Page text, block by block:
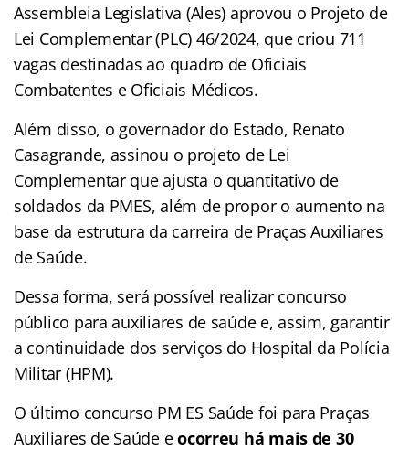
Assembleia Legislativa (Ales) aprovou o Projeto de
Lei Complementar (PLC) 46/2024, que criou 711
vagas destinadas ao quadro de Oficiais
Combatentes e Oficiais Médicos.
Além disso, o governador do Estado, Renato
Casagrande, assinou o projeto de Lei
Complementar que ajusta o quantitativo de
soldados da PMES, além de propor o aumento na
base da estrutura da carreira de Praças Auxiliares
de Saúde.
Dessa forma, será possível realizar concurso
público para auxiliares de saúde e, assim, garantir
a continuidade dos serviços do Hospital da Polícia
Militar (HPM).
O último concurso PM ES Saúde foi para Praças
Auxiliares de Saúde eocorreu há mais de 30